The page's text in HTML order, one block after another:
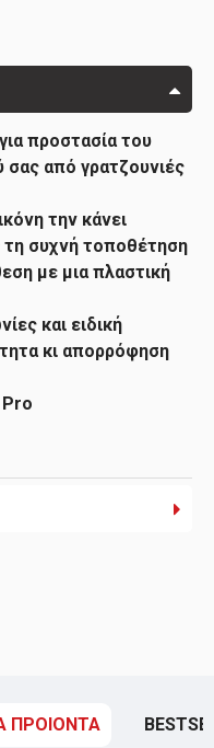
προστασία του
από γρατζουνιές
την κάνει
συχνή τοποθέτηση
με μια πλαστική
και ειδική
κι απορρόφηση
ΠΡΟΙΟΝΤΑ